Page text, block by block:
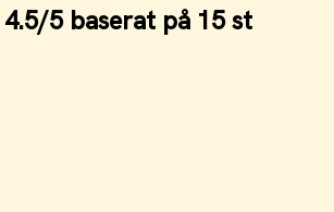
4.5/5 baserat på 15st